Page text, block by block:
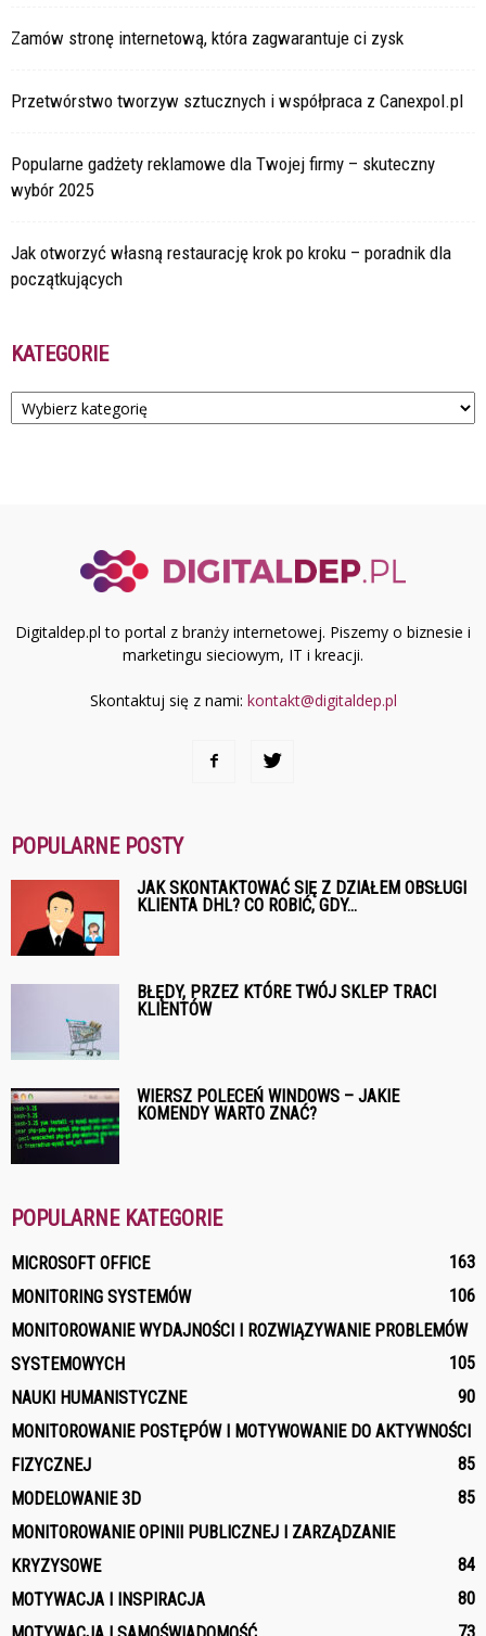
Zamów stronę internetową, która zagwarantuje ci zysk
Przetwórstwo tworzyw sztucznych i współpraca z Canexpol.pl
Popularne gadżety reklamowe dla Twojej firmy – skuteczny
wybór 2025
Jak otworzyć własną restaurację krok po kroku – poradnik dla
początkujących
KATEGORIE
Kategorie
Digitaldep.pl to portal z branży internetowej. Piszemy o biznesie i
marketingu sieciowym, IT i kreacji.
Skontaktuj się z nami: kontakt@digitaldep.pl
POPULARNE POSTY
JAK SKONTAKTOWAĆ SIĘ Z DZIAŁEM OBSŁUGI
KLIENTA DHL? CO ROBIĆ, GDY...
BŁĘDY, PRZEZ KTÓRE TWÓJ SKLEP TRACI
KLIENTÓW
WIERSZ POLECEŃ WINDOWS – JAKIE
KOMENDY WARTO ZNAĆ?
POPULARNE KATEGORIE
MICROSOFT OFFICE
163
MONITORING SYSTEMÓW
106
MONITOROWANIE WYDAJNOŚCI I ROZWIĄZYWANIE PROBLEMÓW
SYSTEMOWYCH
105
NAUKI HUMANISTYCZNE
90
MONITOROWANIE POSTĘPÓW I MOTYWOWANIE DO AKTYWNOŚCI
FIZYCZNEJ
85
MODELOWANIE 3D
85
MONITOROWANIE OPINII PUBLICZNEJ I ZARZĄDZANIE
KRYZYSOWE
84
MOTYWACJA I INSPIRACJA
80